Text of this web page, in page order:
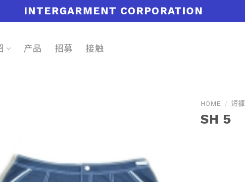
INTERGARMENT CORPORATION
产品 招募 接触
HOME / 短褲
SH 5